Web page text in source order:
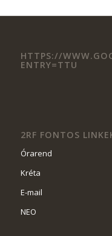
HTTPS://
ENTRY=TTU
2RF FONTOS
Órarend
Kréta
E-mail
NEO